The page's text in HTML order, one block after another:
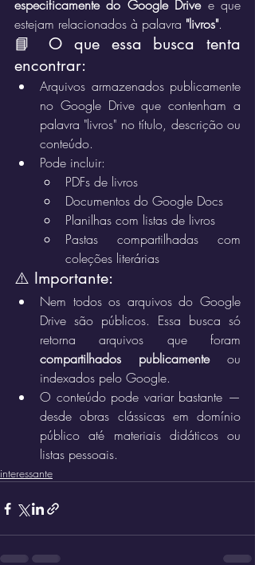
especificamente do Google Drive e que
estejam relacionados à palavra "livros".
📘 O que essa busca tenta
encontrar:
Arquivos armazenados publicamente
no Google Drive que contenham a
palavra "livros" no título, descrição ou
conteúdo.
Pode incluir:
PDFs de livros
Documentos do Google Docs
Planilhas com listas de livros
Pastas compartilhadas com
coleções literárias
⚠️ Importante:
Nem todos os arquivos do Google
Drive são públicos. Essa busca só
compartilhados publicamente ou
indexados pelo Google.
O conteúdo pode variar bastante —
desde obras clássicas em domínio
público até materiais didáticos ou
listas pessoais.
interessante